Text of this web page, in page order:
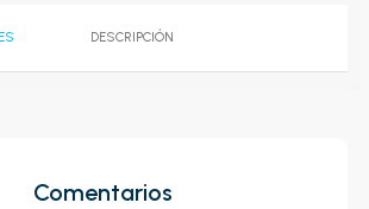
DESCRIPCIÓN
Comentarios